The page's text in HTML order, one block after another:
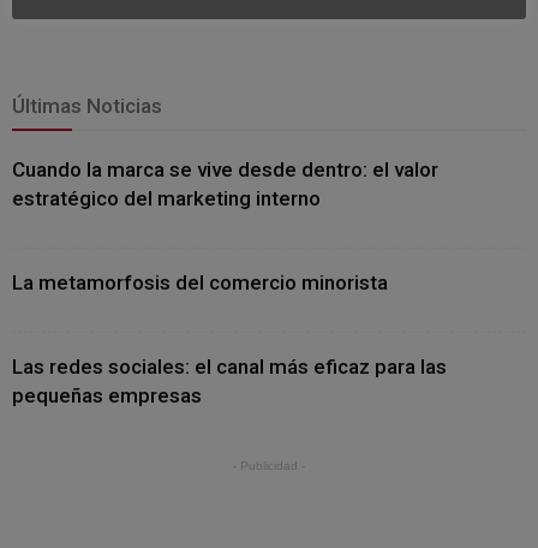
Últimas Noticias
Cuando la marca se vive desde dentro: el valor
estratégico del marketing interno
La metamorfosis del comercio minorista
Las redes sociales: el canal más eficaz para las
pequeñas empresas
- Publicidad -